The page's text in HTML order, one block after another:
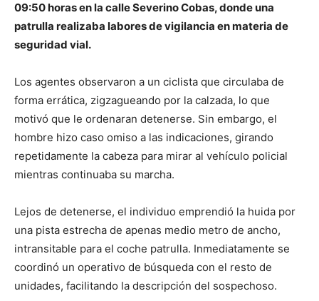
09:50 horas en la calle Severino Cobas, donde una
patrulla realizaba labores de vigilancia en materia de
seguridad vial.
Los agentes observaron a un ciclista que circulaba de
forma errática, zigzagueando por la calzada, lo que
motivó que le ordenaran detenerse. Sin embargo, el
hombre hizo caso omiso a las indicaciones, girando
repetidamente la cabeza para mirar al vehículo policial
mientras continuaba su marcha.
Lejos de detenerse, el individuo emprendió la huida por
una pista estrecha de apenas medio metro de ancho,
intransitable para el coche patrulla. Inmediatamente se
coordinó un operativo de búsqueda con el resto de
unidades, facilitando la descripción del sospechoso.